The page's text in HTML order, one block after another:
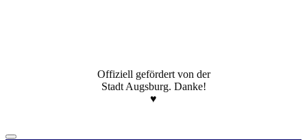
Offiziell gefördert von der
Stadt Augsburg. Danke!
♥️